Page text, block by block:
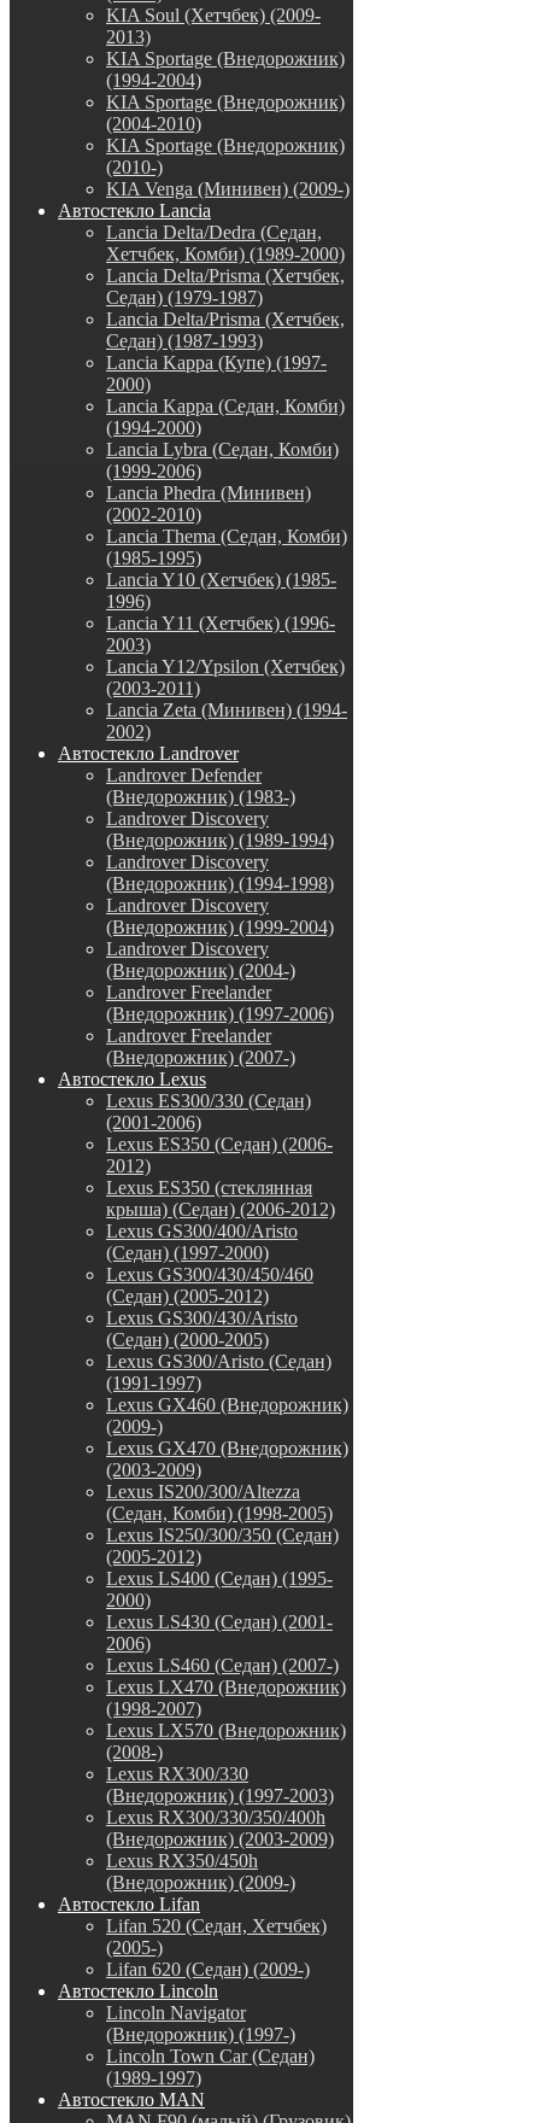
KIA Soul (Хетчбек) (2009-
2013)
KIA Sportage (Внедорожник)
(1994-2004)
KIA Sportage (Внедорожник)
(2004-2010)
KIA Sportage (Внедорожник)
(2010-)
KIA Venga (Минивен) (2009-)
Автостекло Lancia
Lancia Delta/Dedra (Седан,
Хетчбек, Комби) (1989-2000)
Lancia Delta/Prisma (Хетчбек,
Седан) (1979-1987)
Lancia Delta/Prisma (Хетчбек,
Седан) (1987-1993)
Lancia Kappa (Купе) (1997-
2000)
Lancia Kappa (Седан, Комби)
(1994-2000)
Lancia Lybra (Седан, Комби)
(1999-2006)
Lancia Phedra (Минивен)
(2002-2010)
Lancia Thema (Седан, Комби)
(1985-1995)
Lancia Y10 (Хетчбек) (1985-
1996)
Lancia Y11 (Хетчбек) (1996-
2003)
Lancia Y12/Ypsilon (Хетчбек)
(2003-2011)
Lancia Zeta (Минивен) (1994-
2002)
Автостекло Landrover
Landrover Defender
(Внедорожник) (1983-)
Landrover Discovery
(Внедорожник) (1989-1994)
Landrover Discovery
(Внедорожник) (1994-1998)
Landrover Discovery
(Внедорожник) (1999-2004)
Landrover Discovery
(Внедорожник) (2004-)
Landrover Freelander
(Внедорожник) (1997-2006)
Landrover Freelander
(Внедорожник) (2007-)
Автостекло Lexus
Lexus ES300/330 (Седан)
(2001-2006)
Lexus ES350 (Седан) (2006-
2012)
Lexus ES350 (стеклянная
крыша) (Седан) (2006-2012)
Lexus GS300/400/Aristo
(Седан) (1997-2000)
Lexus GS300/430/450/460
(Седан) (2005-2012)
Lexus GS300/430/Aristo
(Седан) (2000-2005)
Lexus GS300/Aristo (Седан)
(1991-1997)
Lexus GX460 (Внедорожник)
(2009-)
Lexus GX470 (Внедорожник)
(2003-2009)
Lexus IS200/300/Altezza
(Седан, Комби) (1998-2005)
Lexus IS250/300/350 (Седан)
(2005-2012)
Lexus LS400 (Седан) (1995-
2000)
Lexus LS430 (Седан) (2001-
2006)
Lexus LS460 (Седан) (2007-)
Lexus LX470 (Внедорожник)
(1998-2007)
Lexus LX570 (Внедорожник)
(2008-)
Lexus RX300/330
(Внедорожник) (1997-2003)
Lexus RX300/330/350/400h
(Внедорожник) (2003-2009)
Lexus RX350/450h
(Внедорожник) (2009-)
Автостекло Lifan
Lifan 520 (Седан, Хетчбек)
(2005-)
Lifan 620 (Седан) (2009-)
Автостекло Lincoln
Lincoln Navigator
(Внедорожник) (1997-)
Lincoln Town Car (Седан)
(1989-1997)
Автостекло MAN